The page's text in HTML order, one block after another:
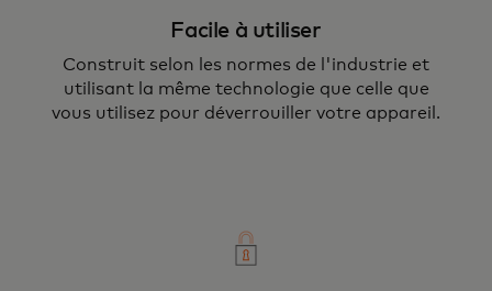
Facile à utiliser
Construit selon les normes de l'industrie et
utilisant la même technologie que celle que
vous utilisez pour déverrouiller votre appareil.